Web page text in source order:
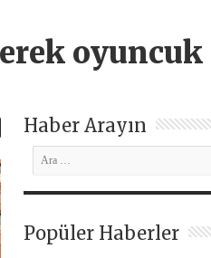
oyuncuk
Haber Arayın
Popüler Haberler